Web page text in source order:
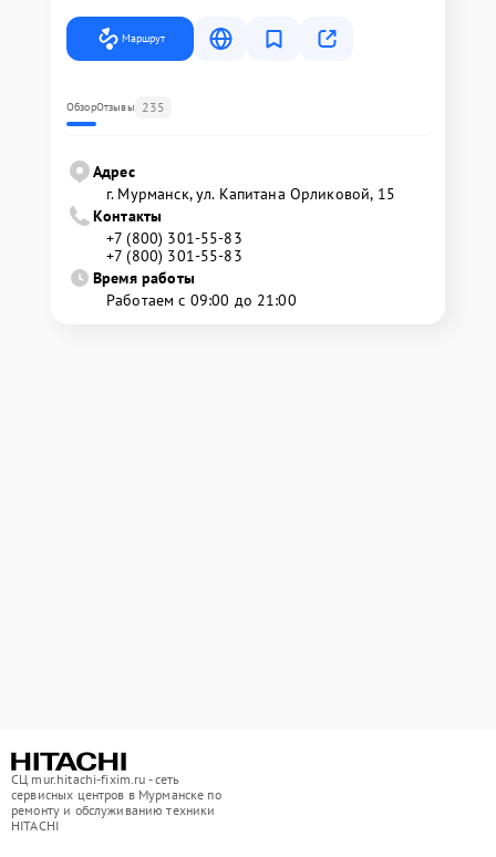
Маршрут
ОбзорОтзывы 235
Адрес
г. Мурманск, ул. Капитана Орликовой, 15
Контакты
+7 (800) 301-55-83
+7 (800) 301-55-83
Время работы
Работаем с 09:00 до 21:00
СЦ mur.hitachi-fixim.ru - сеть
сервисных центров в Мурманске по
ремонту и обслуживанию техники
HITACHI